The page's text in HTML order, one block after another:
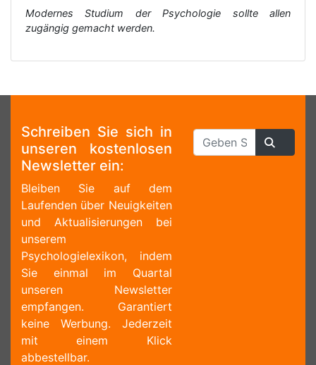
Modernes Studium der Psychologie sollte allen
zugängig gemacht werden.
Schreiben Sie sich in
unseren kostenlosen
Newsletter ein:
Bleiben Sie auf dem
Laufenden über Neuigkeiten
und Aktualisierungen bei
unserem
Psychologielexikon, indem
Sie einmal im Quartal
unseren Newsletter
empfangen. Garantiert
keine Werbung. Jederzeit
mit einem Klick
abbestellbar.